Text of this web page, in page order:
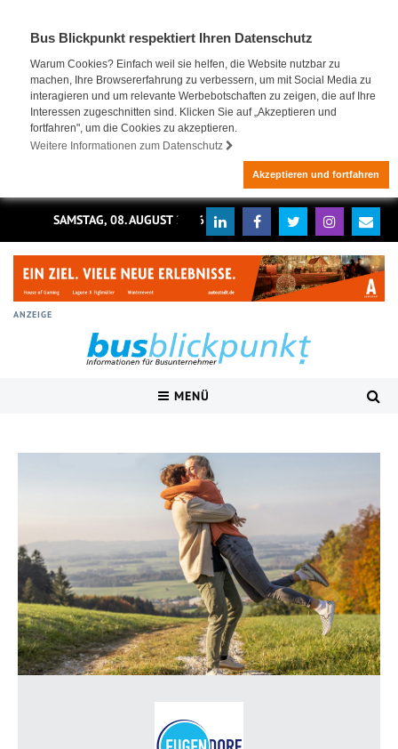
Bus Blickpunkt respektiert Ihren Datenschutz
Warum Cookies? Einfach weil sie helfen, die Website nutzbar zu
machen, Ihre Browsererfahrung zu verbessern, um mit Social Media zu
interagieren und um relevante Werbebotschaften zu zeigen, die auf Ihre
Interessen zugeschnitten sind. Klicken Sie auf „Akzeptieren und
fortfahren", um die Cookies zu akzeptieren.
Weitere Informationen zum Datenschutz
Akzeptieren und fortfahren
SAMSTAG, 08. AUGUST 2026
ANZEIGE
MENÜ